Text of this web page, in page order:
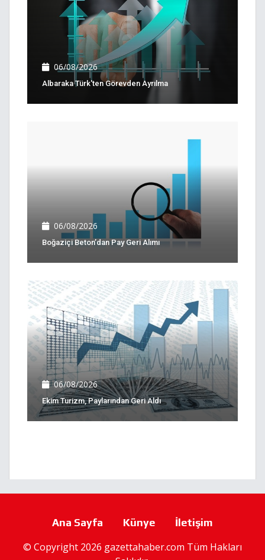
06/08/2026
Albaraka Türk'ten Görevden Ayrılma
06/08/2026
Boğaziçi Beton’dan Pay Geri Alımı
06/08/2026
Ekim Turizm, Paylarından Geri Aldı
Ana Sayfa Künye İletişim
© Copyright 2026 gazettahaber.com Tüm Hakları